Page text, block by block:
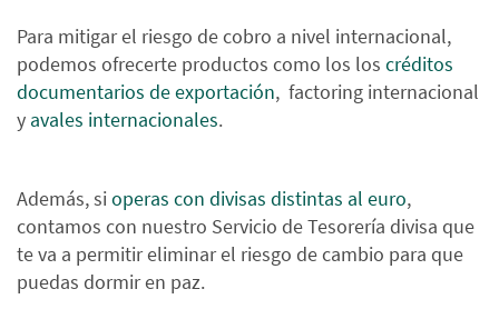
Para mitigar el riesgo de cobro a nivel internacional,
podemos ofrecerte productos como los los créditos
documentarios de exportación, factoring internacional
y avales internacionales.
Además, si operas con divisas distintas al euro,
contamos con nuestro Servicio de Tesorería divisa que
te va a permitir eliminar el riesgo de cambio para que
puedas dormir en paz.